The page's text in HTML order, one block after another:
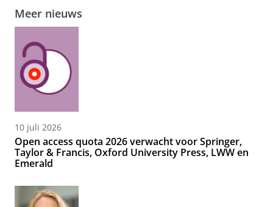
Meer nieuws
10 juli 2026
Open access quota 2026 verwacht voor Springer,
Taylor & Francis, Oxford University Press, LWW en
Emerald